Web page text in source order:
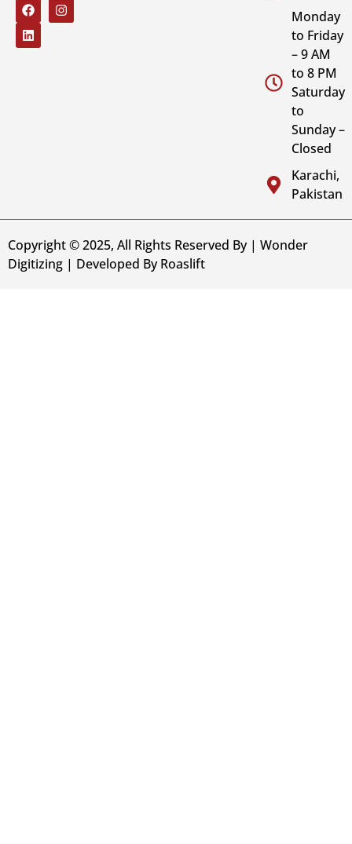
Monday
to Friday
– 9 AM
to 8 PM
Saturday
to
Sunday –
Closed
Karachi,
Pakistan
Copyright © 2025, All Rights Reserved By | Wonder
Digitizing | Developed By Roaslift